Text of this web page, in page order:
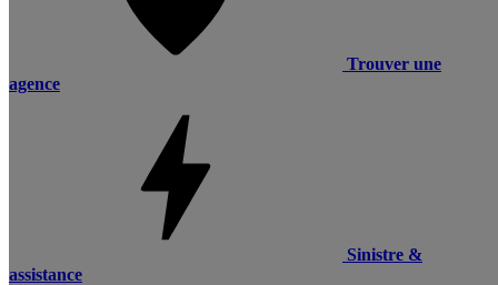
Trouver une
agence
Sinistre &
assistance